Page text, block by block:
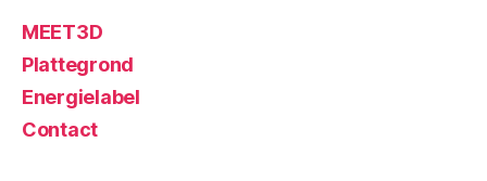
MEET3D
Plattegrond
Energielabel
Contact